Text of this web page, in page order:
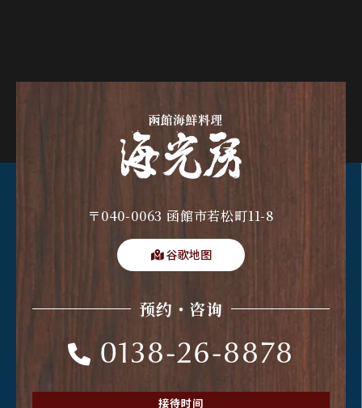
〒040-0063 函館市若松町11-8
谷歌地图
预约・咨询
0138-26-8878
接待时间